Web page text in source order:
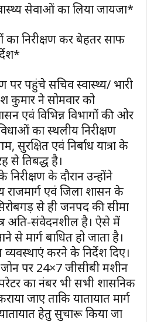
सेवाओं का लिया जायजा*
का निरीक्षण कर बेहतर साफ
पहुंचे सचिव स्वास्थ्य/ प्रभारी
कुमार ने सोमवार को
एवं विभिन्न विभागों की ओर
का स्थलीय निरीक्षण
सुरक्षित एवं निर्बाध यात्रा के
प्रतिबद्ध है।
के दौरान उन्होंने
राजमार्ग एवं जिला प्रशासन के
से ही जनपद की सीमा
अति-संवेदनशील है। ऐसे में
से मार्ग बाधित हो जाता है।
करने के निर्देश दिए।
पर 24×7 जीसीबी मशीन
का नंबर भी सभी प्रशासनिक
जाए ताकि यातायात मार्ग
हेतु सुचारू किया जा